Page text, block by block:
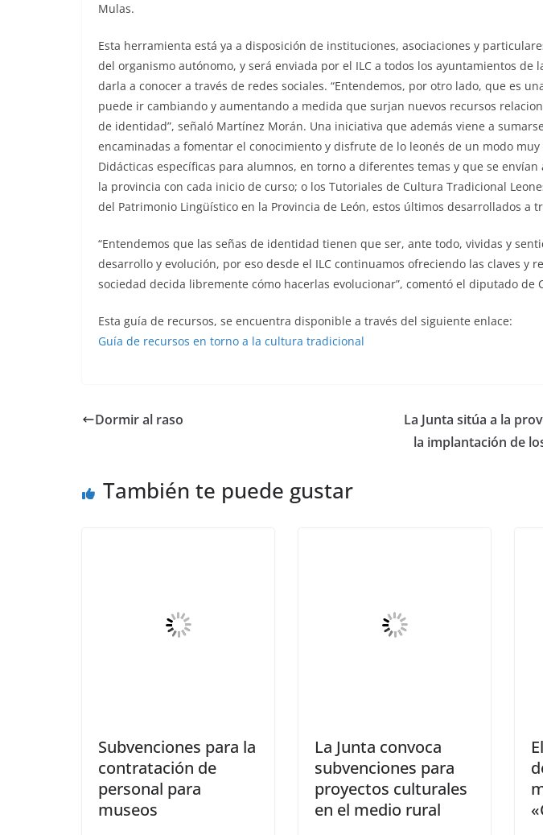
Mulas.
Esta herramienta está ya a disposición de instituciones, asociaciones y
del organismo autónomo, y será enviada por el ILC a todos los ayuntamientos de
darla a conocer a través de redes sociales. “Entendemos, por otro lado, que es
puede ir cambiando y aumentando a medida que surjan nuevos recursos
de identidad”, señaló Martínez Morán. Una iniciativa que además viene a
encaminadas a fomentar el conocimiento y disfrute de lo leonés de un modo
Didácticas específicas para alumnos, en torno a diferentes temas y que se envían
la provincia con cada inicio de curso; o los Tutoriales de Cultura Tradicional
del Patrimonio Lingüístico en la Provincia de León, estos últimos desarrollados a
“Entendemos que las señas de identidad tienen que ser, ante todo, vividas y
desarrollo y evolución, por eso desde el ILC continuamos ofreciendo las claves y
sociedad decida libremente cómo hacerlas evolucionar”, comentó el diputado de
Esta guía de recursos, se encuentra disponible a través del siguiente enlace:
Guía de recursos en torno a la cultura tradicional
Dormir al raso
La Junta sitúa a la
la implantación de
También te puede gustar
Subvenciones para la
contratación de
personal para
museos
La Junta convoca
subvenciones para
proyectos culturales
en el medio rural